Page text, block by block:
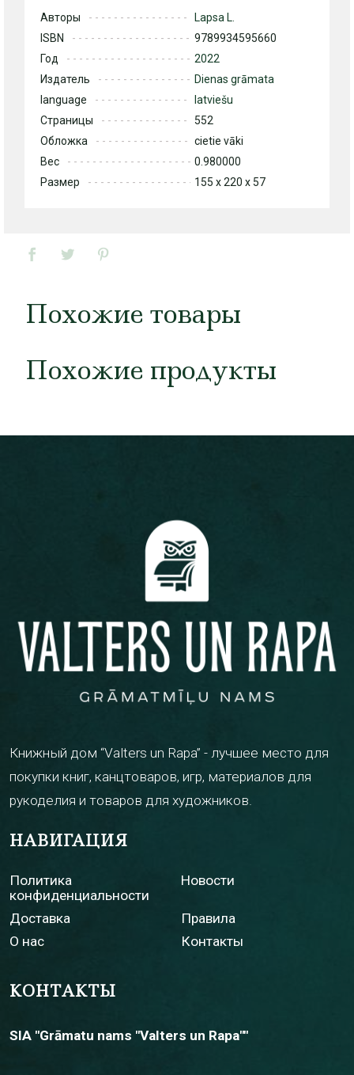
Авторы
Lapsa L.
ISBN
9789934595660
Год
2022
Издатель
Dienas grāmata
language
latviešu
Страницы
552
Обложка
cietie vāki
Вес
0.980000
Размер
155 x 220 x 57
Похожие товары
Похожие продукты
Книжный дом “Valters un Rapa” - лучшее место для
покупки книг, канцтоваров, игр, материалов для
рукоделия и товаров для художников.
НАВИГАЦИЯ
Политика
конфиденциальности
Новости
Доставка
Правила
О нас
Контакты
КОНТАКТЫ
SIA "Grāmatu nams "Valters un Rapa""